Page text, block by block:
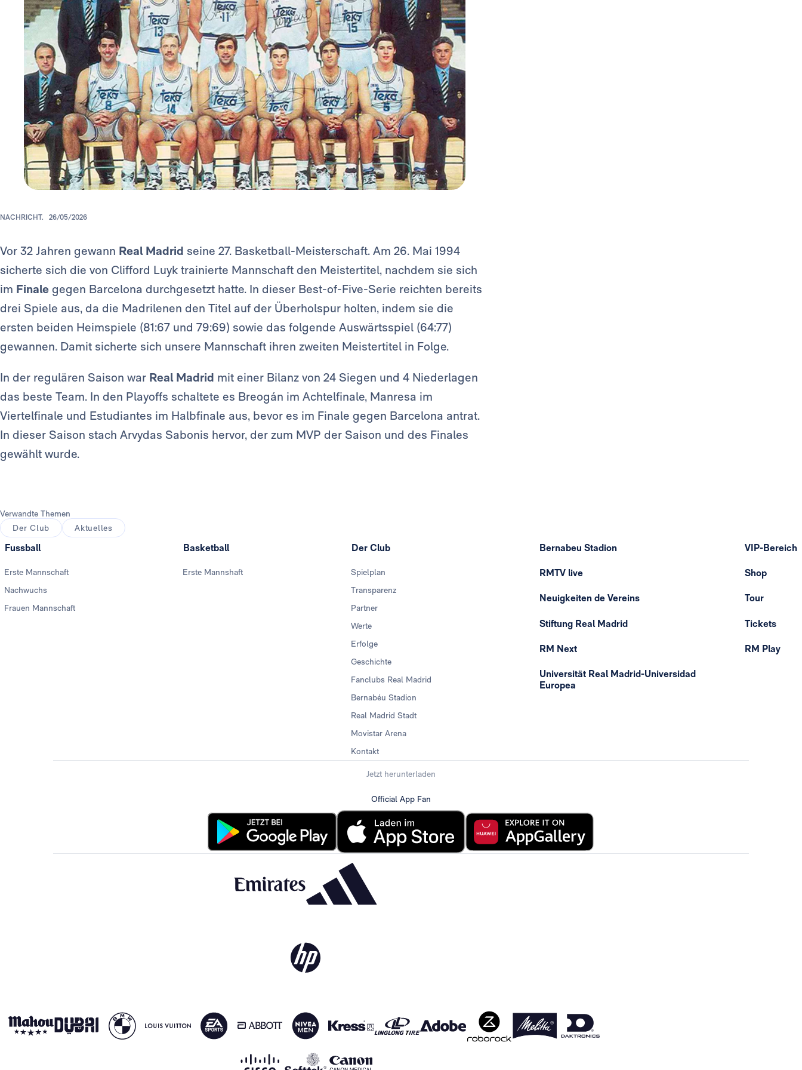
NACHRICHT. 26/05/2026
Vor 32 Jahren gewann Real Madrid seine 27. Basketball-Meisterschaft. Am 26. Mai 1994
sicherte sich die von Clifford Luyk trainierte Mannschaft den Meistertitel, nachdem sie sich
im Finale gegen Barcelona durchgesetzt hatte. In dieser Best-of-Five-Serie reichten bereits
drei Spiele aus, da die Madrilenen den Titel auf der Überholspur holten, indem sie die
ersten beiden Heimspiele (81:67 und 79:69) sowie das folgende Auswärtsspiel (64:77)
gewannen. Damit sicherte sich unsere Mannschaft ihren zweiten Meistertitel in Folge.
In der regulären Saison war Real Madrid mit einer Bilanz von 24 Siegen und 4 Niederlagen
das beste Team. In den Playoffs schaltete es Breogán im Achtelfinale, Manresa im
Viertelfinale und Estudiantes im Halbfinale aus, bevor es im Finale gegen Barcelona antrat.
In dieser Saison stach Arvydas Sabonis hervor, der zum MVP der Saison und des Finales
gewählt wurde.
Verwandte Themen
Der Club
Aktuelles
Fussball
Erste Mannschaft
Nachwuchs
Frauen Mannschaft
Basketball
Erste Mannshaft
Der Club
Spielplan
Transparenz
Partner
Werte
Erfolge
Geschichte
Fanclubs Real Madrid
Bernabéu Stadion
Real Madrid Stadt
Movistar Arena
Kontakt
Bernabeu Stadion
RMTV live
Neuigkeiten de Vereins
Stiftung Real Madrid
RM Next
Universität Real Madrid-Universidad
Europea
VIP-Bereich
Shop
Tour
Tickets
RM Play
Jetzt herunterladen
Official App Fan